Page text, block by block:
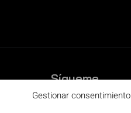
Gestionar consentimiento
Sígueme